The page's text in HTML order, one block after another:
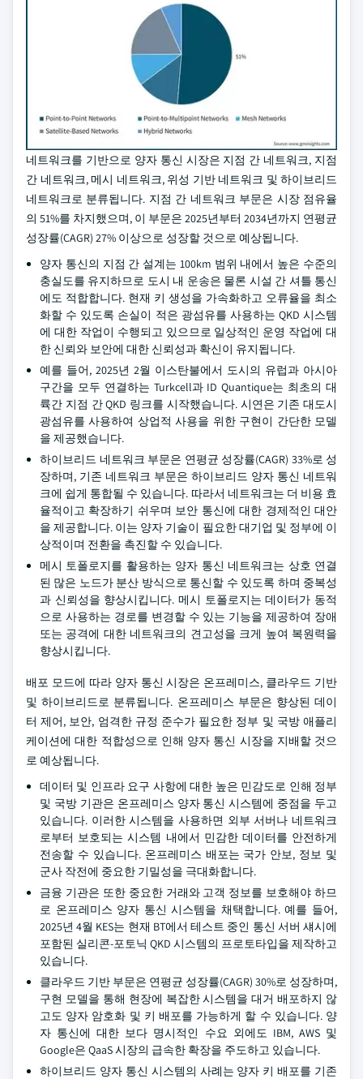
네트워크를 기반으로 양자 통신 시장은 지점 간 네트워크, 지점
간 네트워크, 메시 네트워크, 위성 기반 네트워크 및 하이브리드
네트워크로 분류됩니다. 지점 간 네트워크 부문은 시장 점유율
의 51%를 차지했으며, 이 부문은 2025년부터 2034년까지 연평균
성장률(CAGR) 27% 이상으로 성장할 것으로 예상됩니다.
양자 통신의 지점 간 설계는 100km 범위 내에서 높은 수준의
충실도를 유지하므로 도시 내 운송은 물론 시설 간 셔틀 통신
에도 적합합니다. 현재 키 생성을 가속화하고 오류율을 최소
화할 수 있도록 손실이 적은 광섬유를 사용하는 QKD 시스템
에 대한 작업이 수행되고 있으므로 일상적인 운영 작업에 대
한 신뢰와 보안에 대한 신뢰성과 확신이 유지됩니다.
예를 들어, 2025년 2월 이스탄불에서 도시의 유럽과 아시아
구간을 모두 연결하는 Turkcell과 ID Quantique는 최초의 대
륙간 지점 간 QKD 링크를 시작했습니다. 시연은 기존 대도시
광섬유를 사용하여 상업적 사용을 위한 구현이 간단한 모델
을 제공했습니다.
하이브리드 네트워크 부문은 연평균 성장률(CAGR) 33%로 성
장하며, 기존 네트워크 부문은 하이브리드 양자 통신 네트워
크에 쉽게 통합될 수 있습니다. 따라서 네트워크는 더 비용 효
율적이고 확장하기 쉬우며 보안 통신에 대한 경제적인 대안
을 제공합니다. 이는 양자 기술이 필요한 대기업 및 정부에 이
상적이며 전환을 촉진할 수 있습니다.
메시 토폴로지를 활용하는 양자 통신 네트워크는 상호 연결
된 많은 노드가 분산 방식으로 통신할 수 있도록 하며 중복성
과 신뢰성을 향상시킵니다. 메시 토폴로지는 데이터가 동적
으로 사용하는 경로를 변경할 수 있는 기능을 제공하여 장애
또는 공격에 대한 네트워크의 견고성을 크게 높여 복원력을
향상시킵니다.
배포 모드에 따라 양자 통신 시장은 온프레미스, 클라우드 기반
및 하이브리드로 분류됩니다. 온프레미스 부문은 향상된 데이
터 제어, 보안, 엄격한 규정 준수가 필요한 정부 및 국방 애플리
케이션에 대한 적합성으로 인해 양자 통신 시장을 지배할 것으
로 예상됩니다.
데이터 및 인프라 요구 사항에 대한 높은 민감도로 인해 정부
및 국방 기관은 온프레미스 양자 통신 시스템에 중점을 두고
있습니다. 이러한 시스템을 사용하면 외부 서버나 네트워크
로부터 보호되는 시스템 내에서 민감한 데이터를 안전하게
전송할 수 있습니다. 온프레미스 배포는 국가 안보, 정보 및
군사 작전에 중요한 기밀성을 극대화합니다.
금융 기관은 또한 중요한 거래와 고객 정보를 보호해야 하므
로 온프레미스 양자 통신 시스템을 채택합니다. 예를 들어,
2025년 4월 KES는 현재 BT에서 테스트 중인 통신 서버 섀시에
포함된 실리콘-포토닉 QKD 시스템의 프로토타입을 제작하고
있습니다.
클라우드 기반 부문은 연평균 성장률(CAGR) 30%로 성장하며,
구현 모델을 통해 현장에 복잡한 시스템을 대거 배포하지 않
고도 양자 암호화 및 키 배포를 가능하게 할 수 있습니다. 양
자 통신에 대한 보다 명시적인 수요 외에도 IBM, AWS 및
Google은 QaaS 시장의 급속한 확장을 주도하고 있습니다.
하이브리드 양자 통신 시스템의 사례는 양자 키 배포를 기존